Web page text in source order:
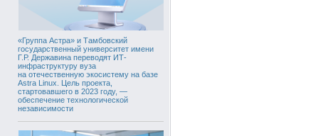
«Группа Астра» и Тамбовский
государственный университет имени
Г.Р. Державина переводят ИТ-
инфраструктуру вуза
на отечественную экосистему на базе
Astra Linux. Цель проекта,
стартовавшего в 2023 году, —
обеспечение технологической
независимости